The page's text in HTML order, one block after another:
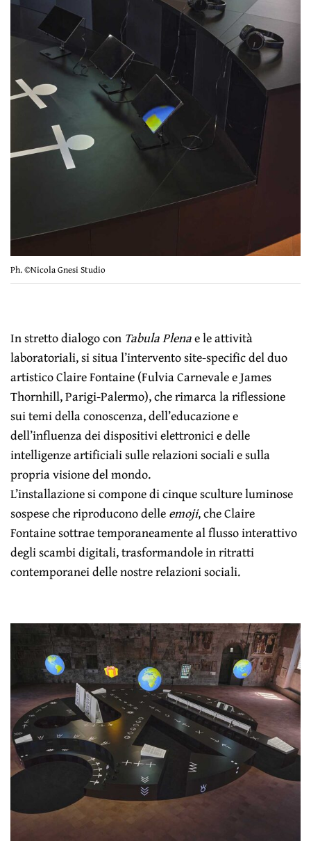
Ph. ©Nicola Gnesi Studio
In stretto dialogo con Tabula Plenae le attività
laboratoriali, si situa l’intervento site-specific del duo
artistico Claire Fontaine (Fulvia Carnevale e James
Thornhill, Parigi-Palermo), che rimarca la riflessione
sui temi della conoscenza, dell’educazione e
dell’influenza dei dispositivi elettronici e delle
intelligenze artificiali sulle relazioni sociali e sulla
propria visione del mondo.
L’installazione si compone di cinque sculture luminose
sospese che riproducono delleemoji, che Claire
Fontaine sottrae temporaneamente al flusso interattivo
degli scambi digitali, trasformandole in ritratti
contemporanei delle nostre relazioni sociali.